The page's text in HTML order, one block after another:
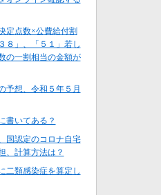
定点数×公費給付割
８」、「５１」若し
の一割相当の金額が
予想、令和５年５月
書いてある？
国認定のコロナ自宅
、計算方法は？
二類感染症を算定し